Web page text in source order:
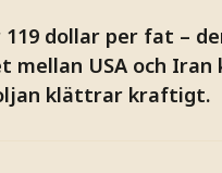
dollar per fat –
USA och
klättrar kraftigt.